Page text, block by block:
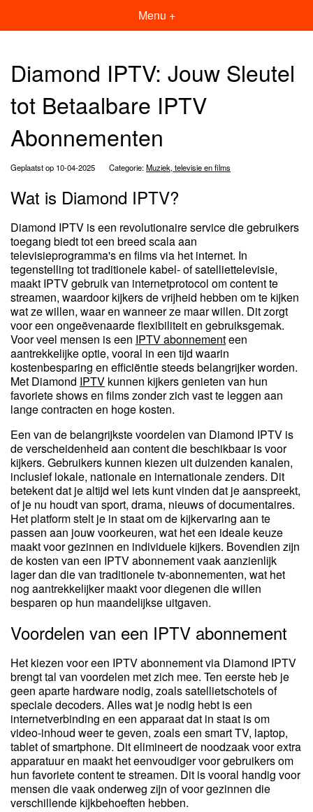
Menu +
Diamond IPTV: Jouw Sleutel
tot Betaalbare IPTV
Abonnementen
Geplaatst op 10-04-2025 Categorie:Muziek, televisie en films
Wat is Diamond IPTV?
Diamond IPTV is een revolutionaire service die gebruikers
toegang biedt tot een breed scala aan
televisieprogramma's en films via het internet. In
tegenstelling tot traditionele kabel- of satelliettelevisie,
maakt IPTV gebruik van internetprotocol om content te
streamen, waardoor kijkers de vrijheid hebben om te kijken
wat ze willen, waar en wanneer ze maar willen. Dit zorgt
voor een ongeëvenaarde flexibiliteit en gebruiksgemak.
Voor veel mensen is een IPTV abonnementeen
aantrekkelijke optie, vooral in een tijd waarin
kostenbesparing en efficiëntie steeds belangrijker worden.
Met Diamond IPTV kunnen kijkers genieten van hun
favoriete shows en films zonder zich vast te leggen aan
lange contracten en hoge kosten.
Een van de belangrijkste voordelen van Diamond IPTV is
de verscheidenheid aan content die beschikbaar is voor
kijkers. Gebruikers kunnen kiezen uit duizenden kanalen,
inclusief lokale, nationale en internationale zenders. Dit
betekent dat je altijd wel iets kunt vinden dat je aanspreekt,
of je nu houdt van sport, drama, nieuws of documentaires.
Het platform stelt je in staat om de kijkervaring aan te
passen aan jouw voorkeuren, wat het een ideale keuze
maakt voor gezinnen en individuele kijkers. Bovendien zijn
de kosten van een IPTV abonnement vaak aanzienlijk
lager dan die van traditionele tv-abonnementen, wat het
nog aantrekkelijker maakt voor diegenen die willen
besparen op hun maandelijkse uitgaven.
Voordelen van een IPTV abonnement
Het kiezen voor een IPTV abonnement via Diamond IPTV
brengt tal van voordelen met zich mee. Ten eerste heb je
geen aparte hardware nodig, zoals satellietschotels of
speciale decoders. Alles wat je nodig hebt is een
internetverbinding en een apparaat dat in staat is om
video-inhoud weer te geven, zoals een smart TV, laptop,
tablet of smartphone. Dit elimineert de noodzaak voor extra
apparatuur en maakt het eenvoudiger voor gebruikers om
hun favoriete content te streamen. Dit is vooral handig voor
mensen die vaak onderweg zijn of voor gezinnen die
verschillende kijkbehoeften hebben.